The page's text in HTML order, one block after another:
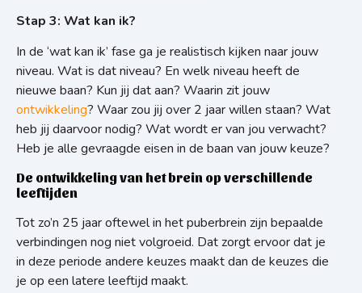
Stap 3: Wat kan ik?
In de ‘wat kan ik’ fase ga je realistisch kijken naar jouw
niveau. Wat is dat niveau? En welk niveau heeft de
nieuwe baan? Kun jij dat aan? Waarin zit jouw
ontwikkeling? Waar zou jij over 2 jaar willen staan? Wat
heb jij daarvoor nodig? Wat wordt er van jou verwacht?
Heb je alle gevraagde eisen in de baan van jouw keuze?
De ontwikkeling van het brein op verschillende
leeftijden
Tot zo’n 25 jaar oftewel in het puberbrein zijn bepaalde
verbindingen nog niet volgroeid. Dat zorgt ervoor dat je
in deze periode andere keuzes maakt dan de keuzes die
je op een latere leeftijd maakt.